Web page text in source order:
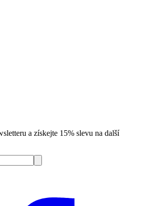
a získejte 15% slevu na další